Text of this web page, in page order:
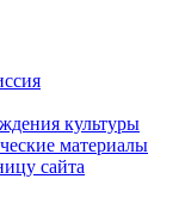
культуры
материалы
сайта